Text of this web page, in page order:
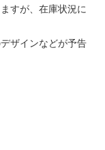
すが、在庫状況に
ザインなどが予告